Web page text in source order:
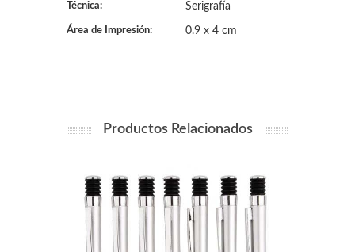
Técnica: Serigrafía
Área de Impresión: 0.9 x 4 cm
Productos Relacionados